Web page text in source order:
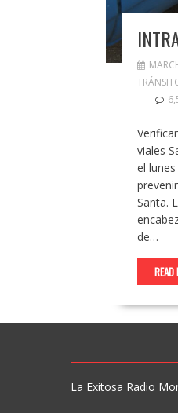
viales
el
Santa.
de…
READ
La Exitosa Radio